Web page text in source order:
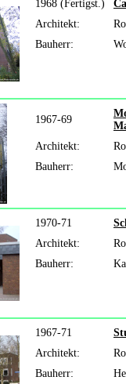
1968 (Fertigst.)
Architekt:
Bauherr:
1967-69
Architekt:
Bauherr:
1970-71
Architekt:
Bauherr:
1967-71
Architekt:
Bauherr: